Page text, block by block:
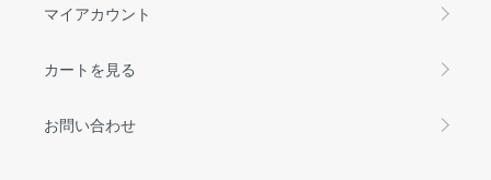
マイアカウント
カートを見る
お問い合わせ